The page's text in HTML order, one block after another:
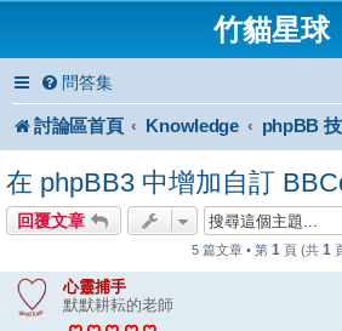
竹貓星球
問答集
討論區首頁 Knowledge
在 phpBB3 中增加自訂
回覆文章
5 篇文章 • 第 1 頁 (共 1
心靈捕手
默默耕耘的老師